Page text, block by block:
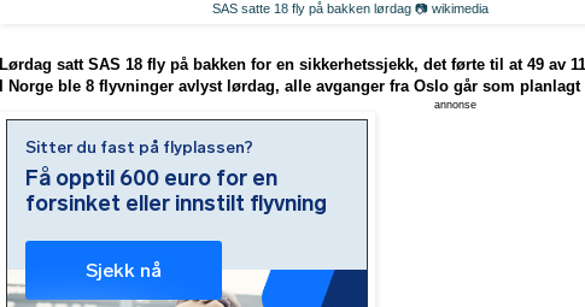
SAS satte 18 fly på bakken lørdag 📷 wikimedia
Lørdag satt SAS 18 fly på bakken for en sikkerhetssjekk, det førte til at 49 av
I Norge ble 8 flyvninger avlyst lørdag, alle avganger fra Oslo går som planlagt
annonse